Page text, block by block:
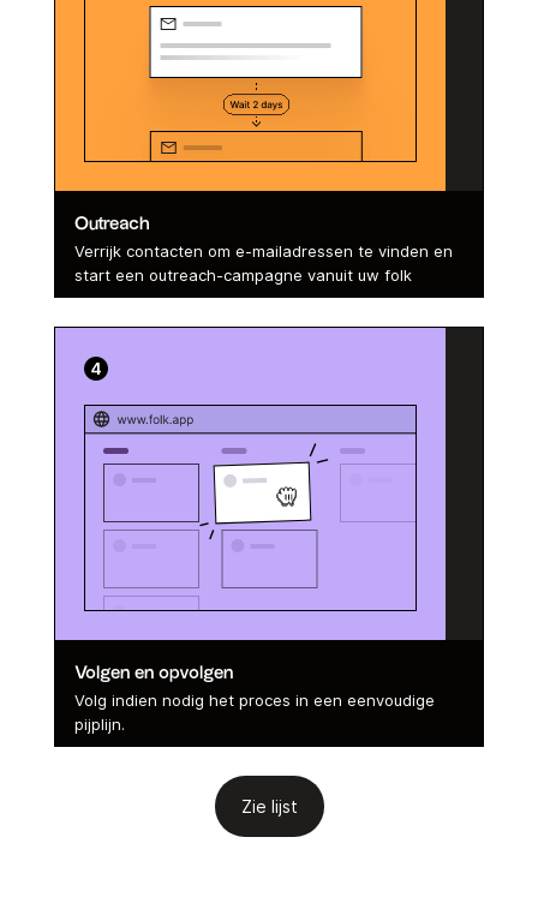
Outreach
Verrijk contacten om e-mailadressen te vinden en
start een outreach-campagne vanuit uw folk
Volgen en opvolgen
Volg indien nodig het proces in een eenvoudige
pijplijn.
Zie lijst